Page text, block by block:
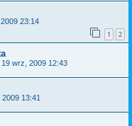
23:14
1 2
wrz, 2009 12:43
13:41